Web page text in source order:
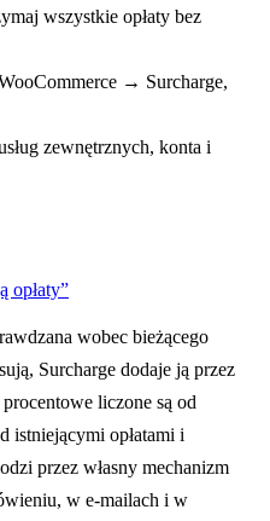
wszystkie opłaty bez
→ Surcharge,
zewnętrznych, konta i
opłaty”
wobec bieżącego
Surcharge dodaje ją przez
liczone są od
istniejącymi opłatami i
przez własny mechanizm
w e-mailach i w